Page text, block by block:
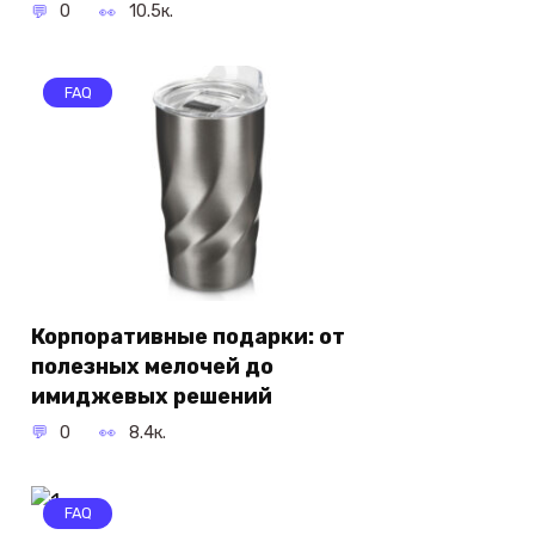
0 10.5к.
FAQ
Корпоративные подарки: от
полезных мелочей до
имиджевых решений
0 8.4к.
FAQ